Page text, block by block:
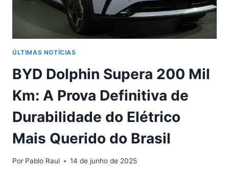
ÚLTIMAS NOTÍCIAS
BYD Dolphin Supera 200 Mil
Km: A Prova Definitiva de
Durabilidade do Elétrico
Mais Querido do Brasil
Por Pablo Raul 14 de junho de 2025